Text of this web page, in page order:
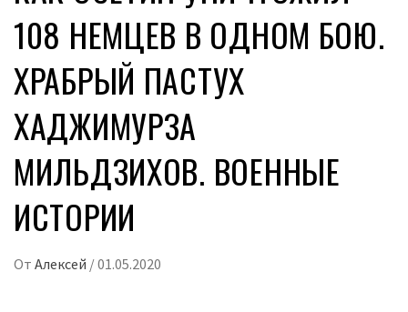
108 НЕМЦЕВ В ОДНОМ БОЮ.
ХРАБРЫЙ ПАСТУХ
ХАДЖИМУРЗА
МИЛЬДЗИХОВ. ВОЕННЫЕ
ИСТОРИИ
От Алексей /01.05.2020